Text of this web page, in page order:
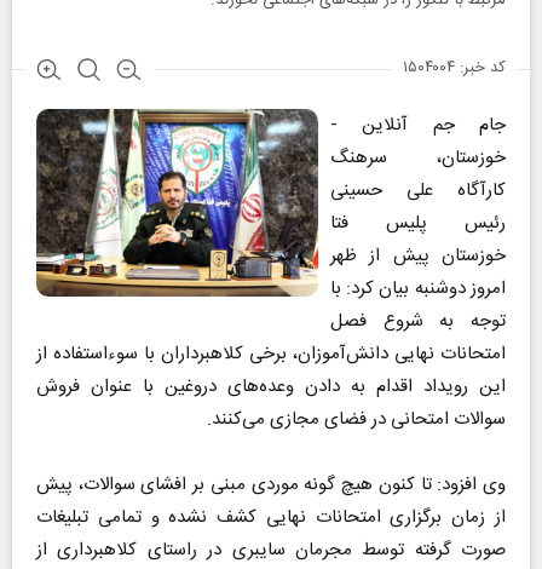
کد خبر: ۱۵۰۴۰۰۴
جام جم آنلاین -
خوزستان، سرهنگ
کارآگاه علی حسینی
رئیس پلیس فتا
خوزستان پیش از ظهر
امروز دوشنبه بیان کرد: با
توجه به شروع فصل
امتحانات نهایی دانش‌آموزان، برخی کلاهبرداران با سوءاستفاده از
این رویداد اقدام به دادن وعده‌های دروغین با عنوان فروش
سوالات امتحانی در فضای مجازی می‌کنند.
وی افزود: تا کنون هیچ گونه موردی مبنی بر افشای سوالات، پیش
از زمان برگزاری امتحانات نهایی کشف نشده و تمامی تبلیغات
صورت گرفته توسط مجرمان سایبری در راستای کلاهبرداری از